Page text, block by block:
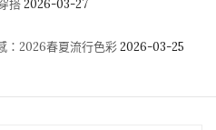
搭 2026-03-27
：2026春夏流行色彩 2026-03-25